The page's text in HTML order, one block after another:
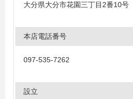
大分県大分市花園三丁目2番10号
本店電話番号
097-535-7262
設立